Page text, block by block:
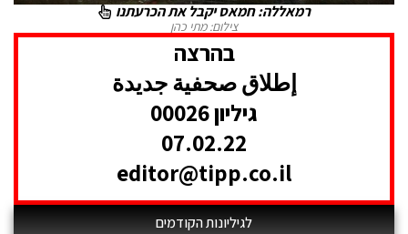
רמאללה: חמאס יקבל את הכרעתנו
צילום: מתי כהן
בהרצה
إطلاق صحفية جديدة
גיליון 00026
07.02.22
editor@tipp.co.il
לגיליונות הקודמים